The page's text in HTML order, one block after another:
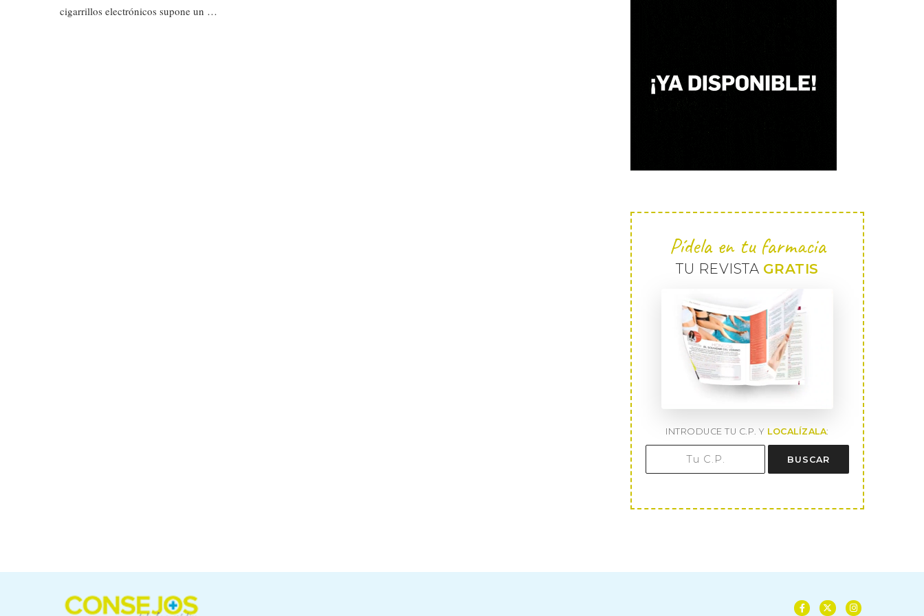
cigarrillos electrónicos supone un …
Pídela en tu farmacia
TU REVISTA GRATIS
INTRODUCE TU C.P. Y LOCALÍZALA:
BUSCAR